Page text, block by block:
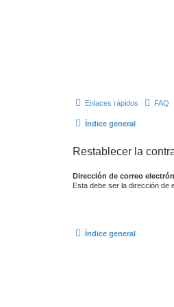
Enlaces rápidos FAQ
Índice general
Restablecer la
Dirección de correo
Esta debe ser la dirección de
Índice general